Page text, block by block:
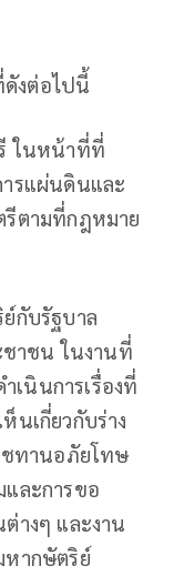
งต่อไปนี้
ในหน้าที่ที่
รแผ่นดินและ
ตามที่กฎหมาย
กับรัฐบาล
ชาชน ในงานที่
เนินการเรื่องที่
นเกี่ยวกับร่าง
ชทานอภัยโทษ
ละการขอ
างๆ และงาน
หากษัตริย์